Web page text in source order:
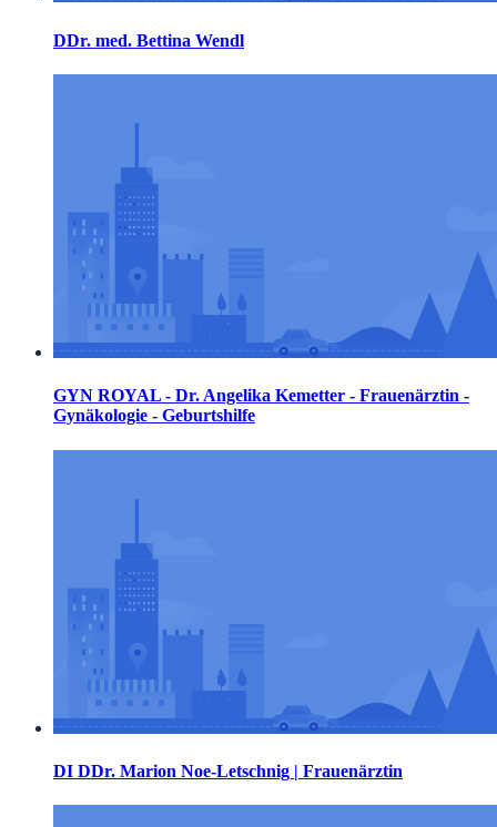
DDr. med. Bettina Wendl
GYN ROYAL - Dr. Angelika Kemetter - Frauenärztin -
Gynäkologie - Geburtshilfe
DI DDr. Marion Noe-Letschnig | Frauenärztin